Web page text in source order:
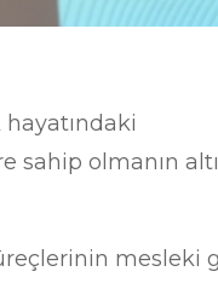
sahip olmanın
mesleki